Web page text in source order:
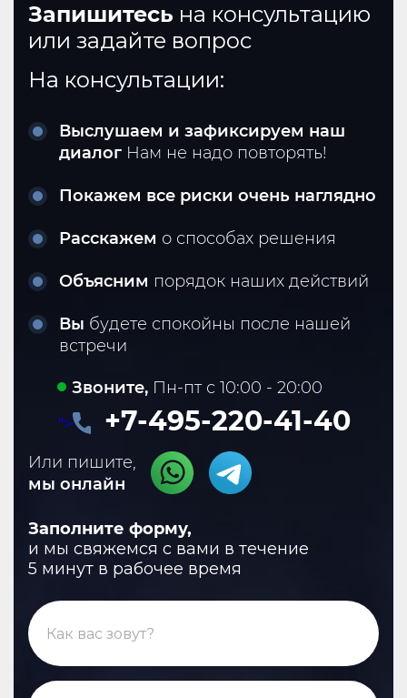
Запишитесь на консультацию
или задайте вопрос
На консультации:
Выслушаем и зафиксируем наш
диалог Нам не надо повторять!
Покажем все риски очень наглядно
Расскажем о способах решения
Объясним порядок наших действий
Вы будете спокойны после нашей
встречи
Звоните,Пн-пт с 10:00 - 20:00
">
+7-495-220-41-40
Или пишите,
мы онлайн
Заполните форму,
и мы свяжемся с вами в течение
5 минут в рабочее время